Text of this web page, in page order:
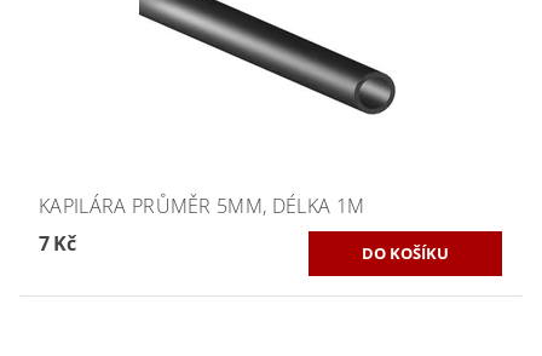
KAPILÁRA PRŮMĚR 5MM, DÉLKA 1M
7 Kč